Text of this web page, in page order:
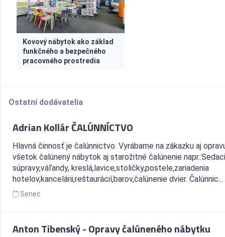
Kovový nábytok ako základ
funkčného a bezpečného
pracovného prostredia
Ostatní dodávatelia
Adrian Kollár ČALÚNNÍCTVO
Hlavná činnosť je čalúnnictvo. Vyrábame na zákazku aj
všetok čalúnený nábytok aj starožitné čalúnenie
súpravy,váľandy, kreslá,lavice,stoličky,postele,zariadenia
hotelov,kancelárii,reštaurácií,barov,čalúnenie dvier. Čalúnnic...
Senec
Anton Tibenský - Opravy čalúneného nábytku